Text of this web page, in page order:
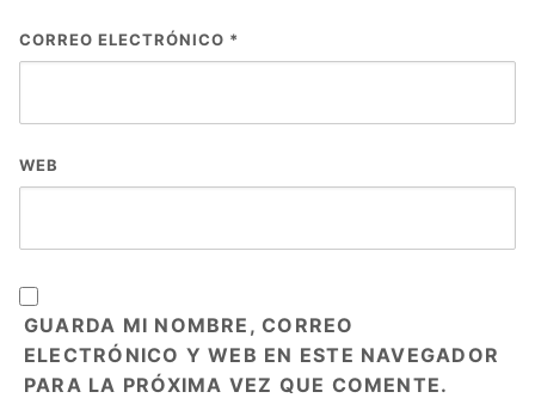
CORREO ELECTRÓNICO *
WEB
GUARDA MI NOMBRE, CORREO
ELECTRÓNICO Y WEB EN ESTE NAVEGADOR
PARA LA PRÓXIMA VEZ QUE COMENTE.